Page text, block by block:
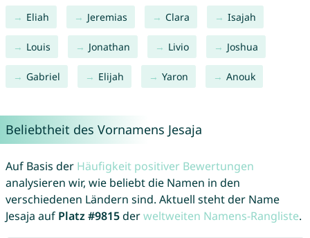
Eliah Jeremias Clara Isajah
Louis Jonathan Livio Joshua
Gabriel Elijah Yaron Anouk
Beliebtheit des Vornamens Jesaja
Auf Basis der Häufigkeit positiver Bewertungen
analysieren wir, wie beliebt die Namen in den
verschiedenen Ländern sind. Aktuell steht der Name
Jesaja auf Platz #9815derweltweiten Namens-Rangliste.